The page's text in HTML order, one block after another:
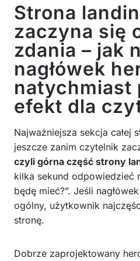
Strona
zaczyna się
zdania – jak
nagłówek
natychmiast
efekt dla
Najważniejsza sekcja całej
jeszcze zanim czytelnik
czyli górna część strony
kilka sekund odpowiedzieć
będę mieć?”. Jeśli
ogólny, użytkownik
stronę.
Dobrze zaprojektowany